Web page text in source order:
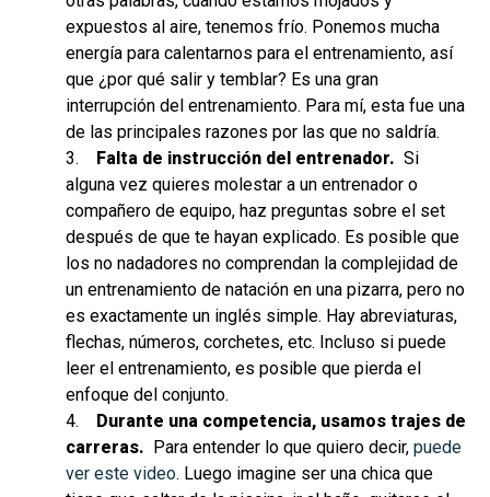
expuestos al aire, tenemos frío. Ponemos mucha
energía para calentarnos para el entrenamiento, así
que ¿por qué salir y temblar? Es una gran
interrupción del entrenamiento. Para mí, esta fue una
de las principales razones por las que no saldría.
3.
Falta de instrucción del entrenador. Si
alguna vez quieres molestar a un entrenador o
compañero de equipo, haz preguntas sobre el set
después de que te hayan explicado. Es posible que
los no nadadores no comprendan la complejidad de
un entrenamiento de natación en una pizarra, pero no
es exactamente un inglés simple. Hay abreviaturas,
flechas, números, corchetes, etc. Incluso si puede
leer el entrenamiento, es posible que pierda el
enfoque del conjunto.
4.
Durante una competencia, usamos trajes de
carreras. Para entender lo que quiero decir, puede
ver este video. Luego imagine ser una chica que